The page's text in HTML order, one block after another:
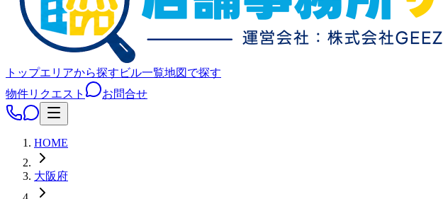
トップエリアから探す ビル一覧地図で探す
物件リクエスト
お問合せ
HOME
大阪府